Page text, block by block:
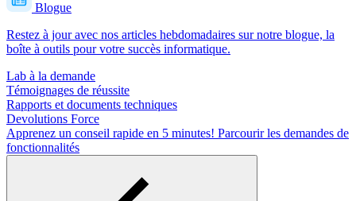
Blogue
Restez à jour avec nos articles hebdomadaires sur notre blogue, la
boîte à outils pour votre succès informatique.
Lab à la demande
Témoignages de réussite
Rapports et documents techniques
Devolutions Force
Apprenez un conseil rapide en 5 minutes! Parcourir les demandes de
fonctionnalités